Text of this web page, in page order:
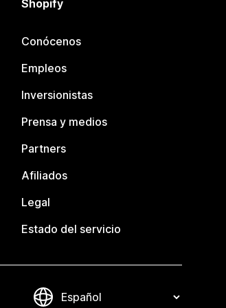
Shopify
Conócenos
Empleos
Inversionistas
Prensa y medios
Partners
Afiliados
Legal
Estado del servicio